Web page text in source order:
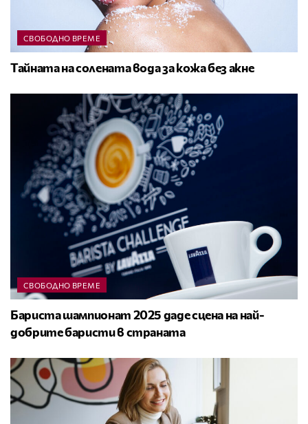
СВОБОДНО ВРЕМЕ
Тайната на солената вода за кожа без акне
СВОБОДНО ВРЕМЕ
Бариста шампионат 2025 даде сцена на най-
добрите баристи в страната